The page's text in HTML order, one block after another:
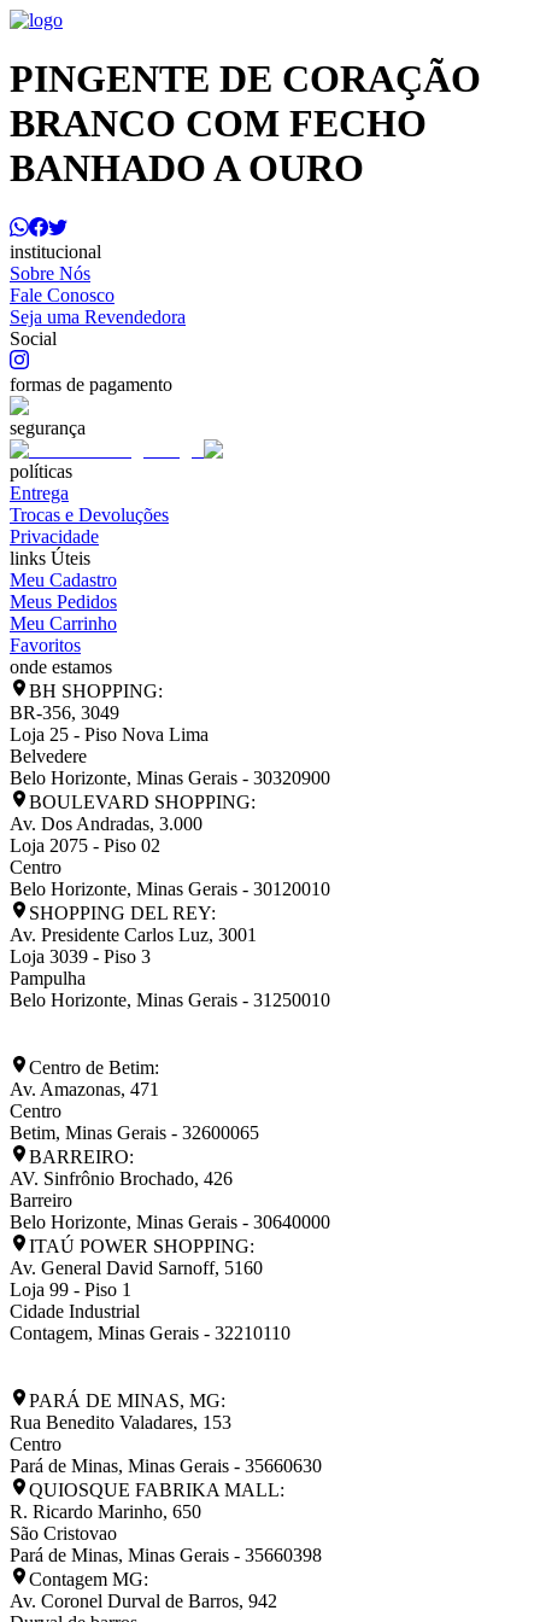
PINGENTE DE CORAÇÃO
BRANCO COM FECHO
BANHADO A OURO
institucional
Sobre Nós
Fale Conosco
Seja uma Revendedora
Social
formas de pagamento
segurança
políticas
Entrega
Trocas e Devoluções
Privacidade
links Úteis
Meu Cadastro
Meus Pedidos
Meu Carrinho
Favoritos
onde estamos
BH SHOPPING:
BR-356, 3049
Loja 25 - Piso Nova Lima
Belvedere
Belo Horizonte, Minas Gerais - 30320900
BOULEVARD SHOPPING:
Av. Dos Andradas, 3.000
Loja 2075 - Piso 02
Centro
Belo Horizonte, Minas Gerais - 30120010
SHOPPING DEL REY:
Av. Presidente Carlos Luz, 3001
Loja 3039 - Piso 3
Pampulha
Belo Horizonte, Minas Gerais - 31250010
Centro de Betim:
Av. Amazonas, 471
Centro
Betim, Minas Gerais - 32600065
BARREIRO:
AV. Sinfrônio Brochado, 426
Barreiro
Belo Horizonte, Minas Gerais - 30640000
ITAÚ POWER SHOPPING:
Av. General David Sarnoff, 5160
Loja 99 - Piso 1
Cidade Industrial
Contagem, Minas Gerais - 32210110
PARÁ DE MINAS, MG:
Rua Benedito Valadares, 153
Centro
Pará de Minas, Minas Gerais - 35660630
QUIOSQUE FABRIKA MALL:
R. Ricardo Marinho, 650
São Cristovao
Pará de Minas, Minas Gerais - 35660398
Contagem MG:
Av. Coronel Durval de Barros, 942